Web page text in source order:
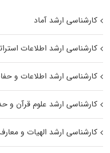
کارشناسی ارشد آماد
کارشناسی ارشد اطلاعات
کارشناسی ارشد اطلاعات و
کارشناسی ارشد علوم قرآن و
کارشناسی ارشد الهیات و